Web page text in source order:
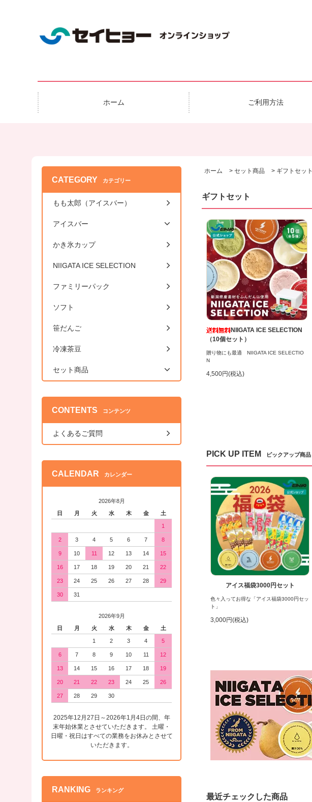
ホーム ご利用方法
ホーム > セット商品 > ギフトセット
ギフトセット
NIIGATA ICE SELECTION
（10個セット）
贈り物にも最適 NIIGATA ICE SELECTIO
N
4,500円(税込)
PICK UP ITEM ピックアップ商品
アイス福袋3000円セット
色々入ってお得な「アイス福袋3000円セッ
ト」
3,000円(税込)
最近チェックした商品
CATEGORY カテゴリー
もも太郎（アイスバー）
アイスバー
かき氷カップ
NIIGATA ICE SELECTION
ファミリーパック
ソフト
笹だんご
冷凍茶豆
セット商品
CONTENTS コンテンツ
よくあるご質問
CALENDAR カレンダー
2026年8月
日
月 火 水 木 金 土
1
2 3 4 5 6 7 8
9 10 11 12 13 14 15
16 17 18 19 20 21 22
23 24 25 26 27 28 29
30 31
2026年9月
日
月 火 水 木 金 土
1 2 3 4 5
6 7 8 9 10 11 12
13 14 15 16 17 18 19
20 21 22 23 24 25 26
27 28 29 30
2025年12月27日～2026年1月4日の間、年
末年始休業とさせていただきます。 土曜・
日曜・祝日はすべての業務をお休みとさせて
いただきます。
RANKING ランキング